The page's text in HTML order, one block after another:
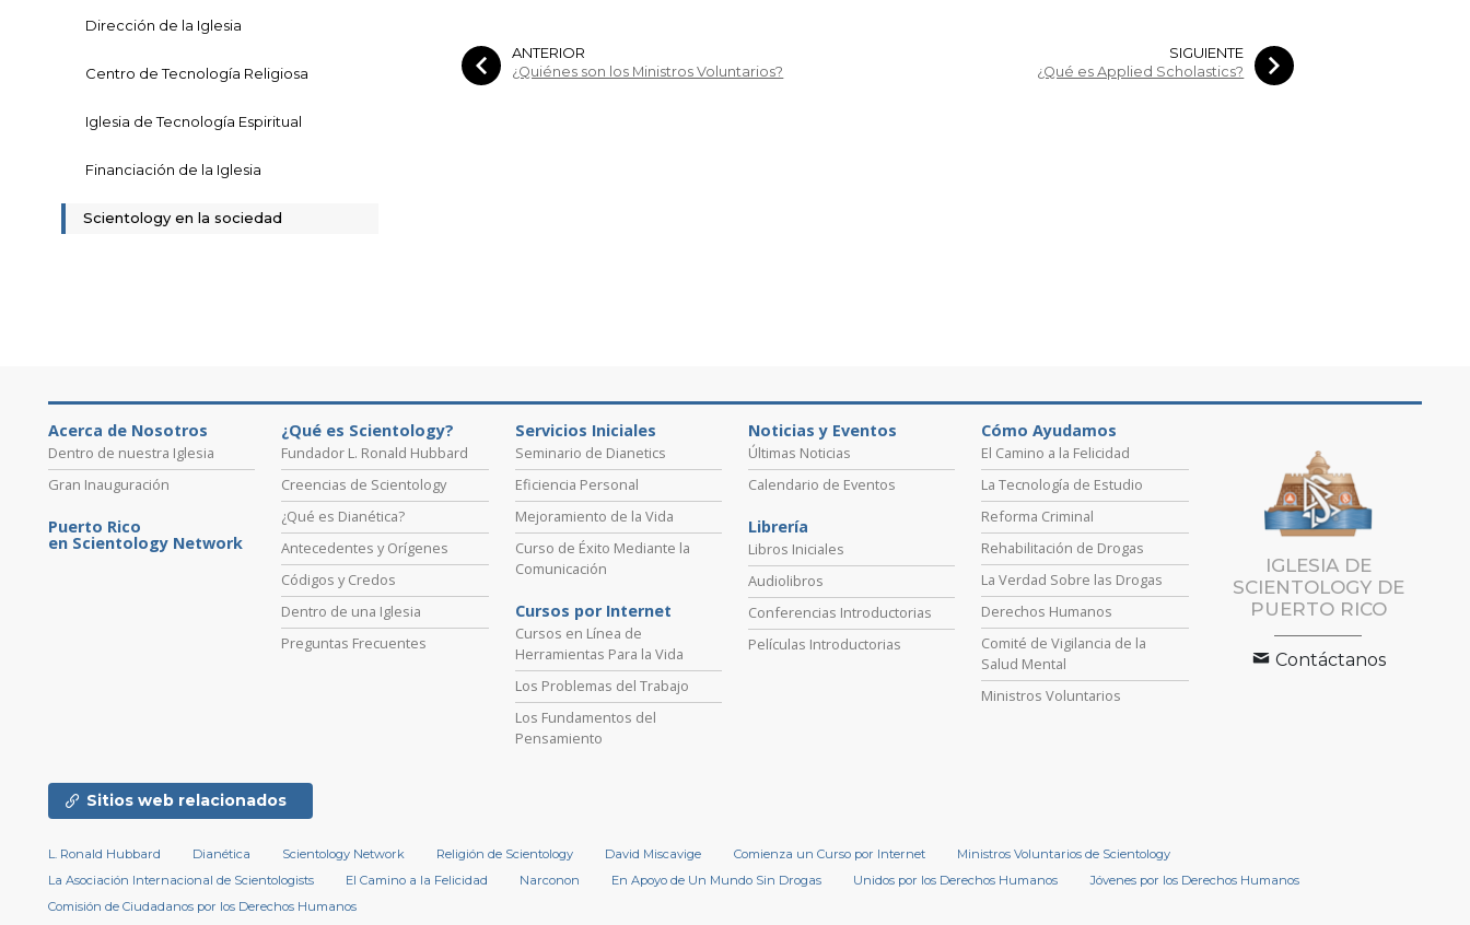
ANTERIOR
¿Quiénes son los Ministros Voluntarios?
SIGUIENTE
¿Qué es Applied Scholastics?
Dirección de la Iglesia
Centro de Tecnología Religiosa
Iglesia de Tecnología Espiritual
Financiación de la Iglesia
Scientology en la sociedad
Acerca de Nosotros
Dentro de nuestra Iglesia
Gran Inauguración
Puerto Rico
en Scientology Network
¿Qué es Scientology?
Fundador L. Ronald Hubbard
Creencias de Scientology
¿Qué es Dianética?
Antecedentes y Orígenes
Códigos y Credos
Dentro de una Iglesia
Preguntas Frecuentes
Servicios Iniciales
Seminario de Dianetics
Eficiencia Personal
Mejoramiento de la Vida
Curso de Éxito Mediante la
Comunicación
Cursos por Internet
Cursos en Línea de
Herramientas Para la Vida
Los Problemas del Trabajo
Los Fundamentos del
Pensamiento
Noticias y Eventos
Últimas Noticias
Calendario de Eventos
Librería
Libros Iniciales
Audiolibros
Conferencias Introductorias
Películas Introductorias
Cómo Ayudamos
El Camino a la Felicidad
La Tecnología de Estudio
Reforma Criminal
Rehabilitación de Drogas
La Verdad Sobre las Drogas
Derechos Humanos
Comité de Vigilancia de la
Salud Mental
Ministros Voluntarios
IGLESIA DE
SCIENTOLOGY DE
PUERTO RICO
Contáctanos
Sitios web relacionados
L. Ronald Hubbard Dianética Scientology Network Religión de Scientology David Miscavige Comienza un Curso por Internet
Ministros Voluntarios de Scientology
La Asociación Internacional de Scientologists
El Camino a la Felicidad Narconon En Apoyo de Un Mundo Sin Drogas Unidos por los Derechos Humanos
Jóvenes por los Derechos Humanos
Comisión de Ciudadanos por los Derechos Humanos